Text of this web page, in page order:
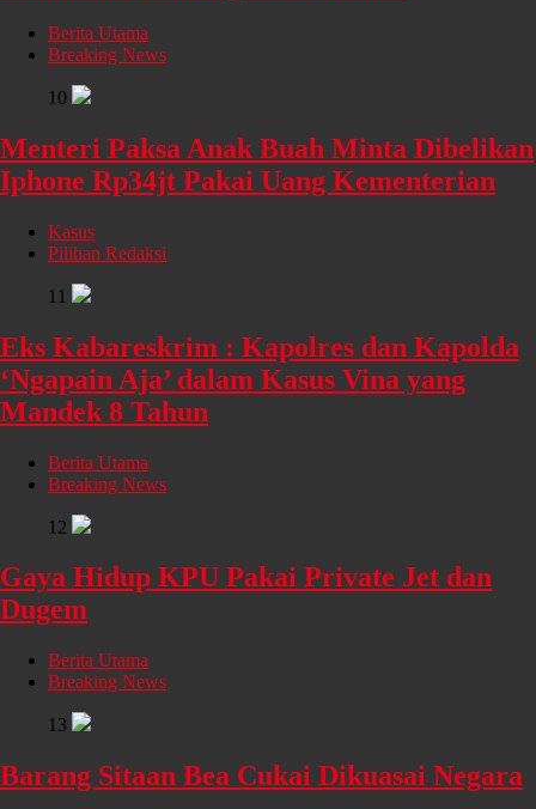
Berita Utama
Breaking News
10
Menteri Paksa Anak Buah Minta Dibelikan
Iphone Rp34jt Pakai Uang Kementerian
Kasus
Pilihan Redaksi
11
Eks Kabareskrim : Kapolres dan Kapolda
‘Ngapain Aja’ dalam Kasus Vina yang
Mandek 8 Tahun
Berita Utama
Breaking News
12
Gaya Hidup KPU Pakai Private Jet dan
Dugem
Berita Utama
Breaking News
13
Barang Sitaan Bea Cukai Dikuasai Negara